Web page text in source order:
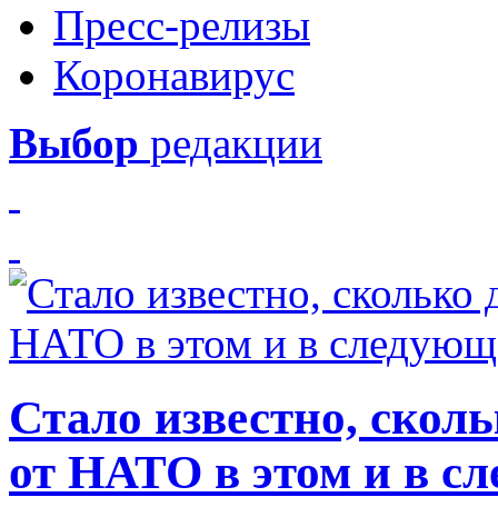
Пресс-релизы
Коронавирус
Выбор редакции
Стало известно,
от НАТО в этом и в